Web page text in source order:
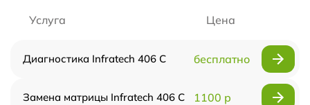
Услуга Цена
Диагностика Infratech 406 С бесплатно
Замена матрицы Infratech 406 С 1100 р